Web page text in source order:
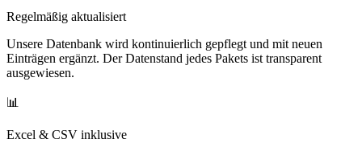
Regelmäßig aktualisiert
Unsere Datenbank wird kontinuierlich gepflegt und mit neuen
Einträgen ergänzt. Der Datenstand jedes Pakets ist transparent
ausgewiesen.
📊
Excel & CSV inklusive